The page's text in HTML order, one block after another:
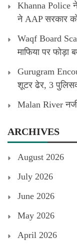
Khanna Police ने
ने AAP सरकार
Waqf Board
माफिया पर फोड़ा
Gurugram
शूटर ढेर, 3
Malan River
ARCHIVES
August 2026
July 2026
June 2026
May 2026
April 2026